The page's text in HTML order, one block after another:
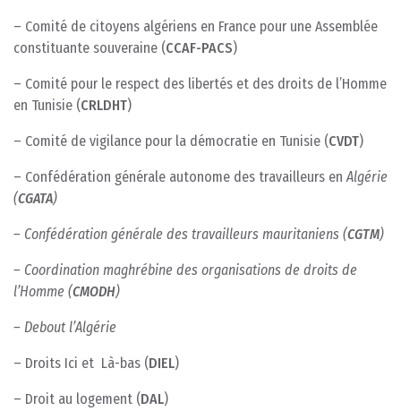
– Comité de citoyens algériens en France pour une Assemblée
constituante souveraine (CCAF-PACS)
– Comité pour le respect des libertés et des droits de l’Homme
en Tunisie (CRLDHT)
– Comité de vigilance pour la démocratie en Tunisie (CVDT)
– Confédération générale autonome des travailleurs en Algérie
(CGATA)
– Confédération générale des travailleurs mauritaniens (CGTM)
– Coordination maghrébine des organisations de droits de
l’Homme (CMODH)
– Debout l’Algérie
– Droits Ici et Là-bas (DIEL)
– Droit au logement (DAL)